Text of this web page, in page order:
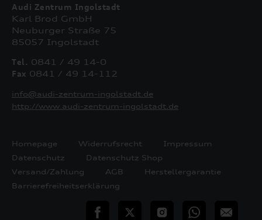
Audi Zentrum Ingolstadt
Karl Brod GmbH
Neuburger Straße 75
85057 Ingolstadt
Tel. 0841 / 49 14-0
Fax 0841 / 49 14-112
info@audi-zentrum-ingolstadt.de
http://www.audi-zentrum-ingolstadt.de
Homepage Widerrufsrecht
Impressum
Datenschutz
Datenschutz Shop
Versand/Zahlung
AGB
Herstellergarantie
Barrierefreiheitserklärung
teilen Twitter InstagramWhatsApp
E-